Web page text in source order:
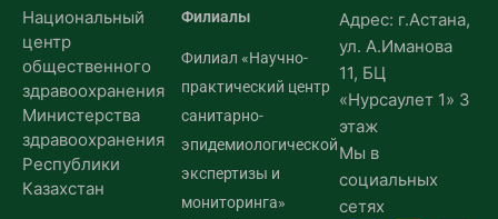
Национальный
центр
общественного
здравоохранения
Министерства
здравоохранения
Республики
Казахстан
Филиалы
Филиал «Научно-
практический центр
санитарно-
эпидемиологической
экспертизы и
мониторинга»
Адрес: г.Астана,
ул. А.Иманова
11, БЦ
«Нурсаулет 1» 3
этаж
Мы в
социальных
сетях